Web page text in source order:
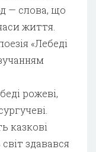
— слова, що
життя.
«Лебеді
рожеві,
казкові
здавався